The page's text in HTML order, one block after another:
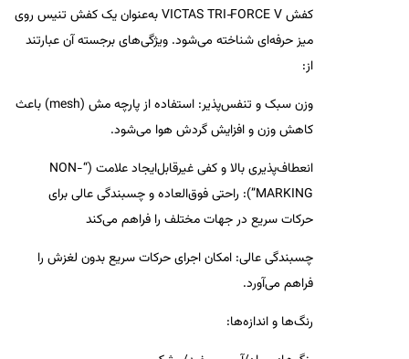
کفشVICTAS TRI‑FORCE Vبه‌عنوان یک کفش تنیس روی
میز حرفه‌ای شناخته می‌شود. ویژگی‌های برجسته آن عبارتند
از:
وزن سبک و تنفس‌پذیر
: استفاده از پارچه مش (mesh) باعث
کاهش وزن و افزایش گردش هوا می‌شود.
انعطاف‌پذیری بالا و کفی غیرقابل‌ایجاد علامت (“NON-
MARKING”) : راحتی فوق‌العاده و چسبندگی عالی برای
حرکات سریع در جهات مختلف را فراهم می‌کند
چسبندگی عالی: امکان اجرای حرکات سریع بدون لغزش را
فراهم می‌آورد.
رنگ‌ها و اندازه‌ها: